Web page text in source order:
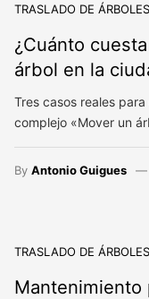
TRASLADO DE ÁRBOLES
¿Cuánto
árbol en la
Tres casos reales
complejo «Mover un
By Antonio Guigues
TRASLADO DE ÁRBOLES